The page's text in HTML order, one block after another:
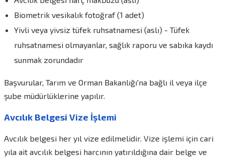
Biometrik vesikalık fotoğraf (1 adet)
Yivli veya yivsiz tüfek ruhsatnamesi (aslı) - Tüfek
ruhsatnamesi olmayanlar, sağlık raporu ve sabıka kaydı
sunmak zorundadır
Başvurular, Tarım ve Orman Bakanlığı'na bağlı il veya ilçe
şube müdürlüklerine yapılır.
Avcılık Belgesi Vize İşlemi
Avcılık belgesi her yıl vize edilmelidir. Vize işlemi için cari
yıla ait avcılık belgesi harcının yatırıldığına dair belge ve